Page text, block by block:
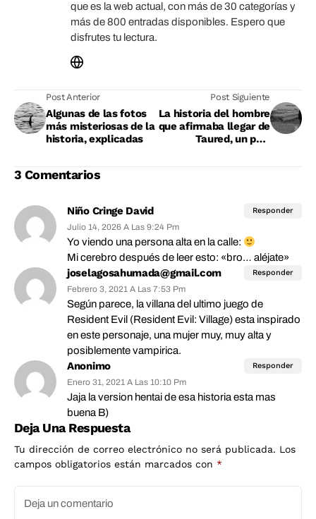
que es la web actual, con más de 30 categorías y
más de 800 entradas disponibles. Espero que
disfrutes tu lectura.
Post Anterior
Algunas de las fotos
más misteriosas de la
historia, explicadas
Post Siguiente
La historia del hombre
que afirmaba llegar de
Taured, un país
3 Comentarios
Niño Cringe David
Julio 14, 2026 A Las 9:24 Pm
Yo viendo una persona alta en la calle:
Mi cerebro después de leer esto: «bro… aléjate»
Responder
joselagosahumada@gmail.com
Febrero 3, 2021 A Las 7:53 Pm
Según parece, la villana del ultimo juego de
Resident Evil (Resident Evil: Village) esta inspirado
en este personaje, una mujer muy, muy alta y
posiblemente vampirica.
Responder
Anonimo
Enero 31, 2021 A Las 10:10 Pm
Jaja la version hentai de esa historia esta mas
buena B)
Responder
Deja Una Respuesta
Tu dirección de correo electrónico no será publicada. Los
campos obligatorios están marcados con *